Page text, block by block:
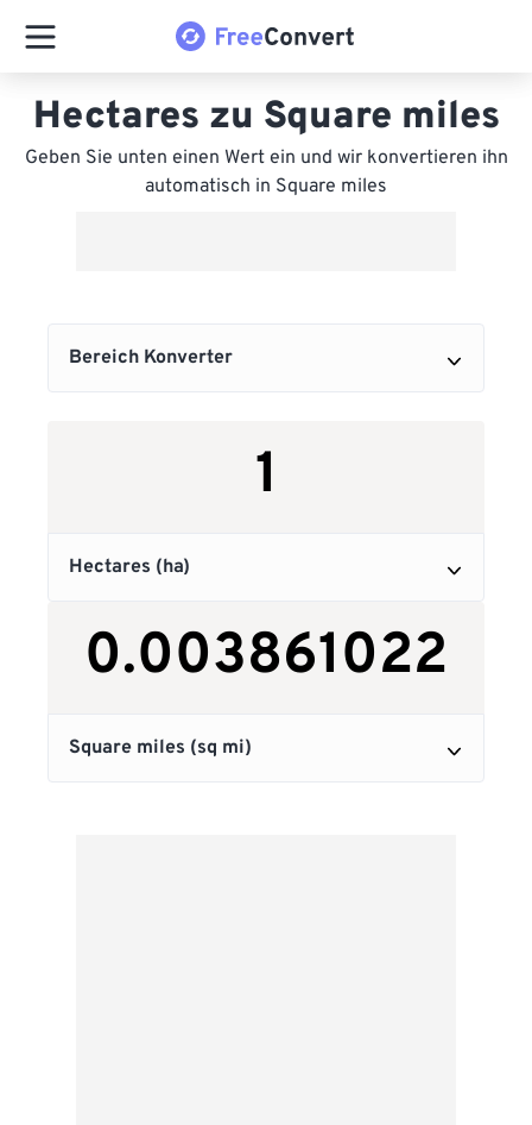
Hectares zu Square miles
Geben Sie unten einen Wert ein und wir konvertieren ihn
automatisch in Square miles